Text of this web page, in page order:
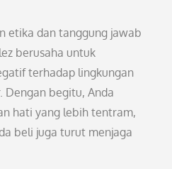
etika dan tanggung jawab
berusaha untuk
terhadap lingkungan
Dengan begitu, Anda
hati yang lebih tentram,
beli juga turut menjaga